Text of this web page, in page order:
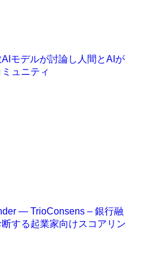
モデルが討論し人間とAIが
ュニティ
— TrioConsens – 銀行融
する起業家向けスコアリン